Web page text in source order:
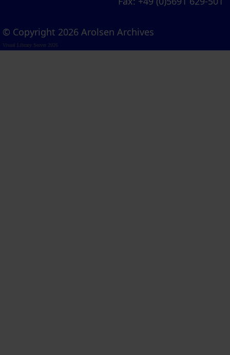
© Copyright 2026 Arolsen Archives
Visual Library Server 2026